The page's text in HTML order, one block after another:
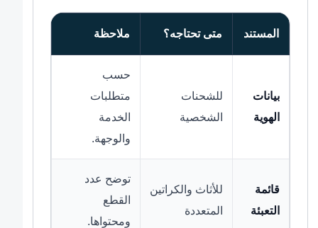
المستند متى تحتاجه؟ ملاحظة
بيانات
الهوية
للشحنات
الشخصية
حسب
متطلبات
الخدمة
والوجهة.
قائمة
التعبئة
للأثاث والكراتين
المتعددة
توضح عدد
القطع
ومحتواها.